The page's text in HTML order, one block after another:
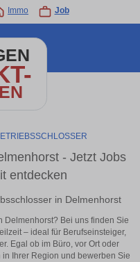
Immo Job
- Jetzt Jobs
entdecken
in Delmenhorst
Delmenhorst? Bei uns finden Sie
– ideal für Berufseinsteiger,
Egal ob im Büro, vor Ort oder
Ihrer Region und bewerben Sie